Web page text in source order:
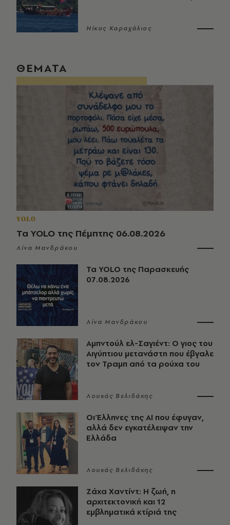
Νίκος Καραχάλιος
ΘΕΜΑΤΑ
YOLO
Τα YOLO της Πέμπτης 06.08.2026
Λίνα Μανδράκου
Τα YOLO της Παρασκευής
07.08.2026
Λίνα Μανδράκου
Αμπντούλ ελ-Σαγιέντ: Ο γιος του
Αιγύπτιου μετανάστη που έβγαλε
τον Τραμπ από τα ρούχα του
Λουκάς Βελιδάκης
Οι Έλληνες της ΑΙ που έφυγαν,
αλλά δεν εγκατέλειψαν την
Ελλάδα
Λουκάς Βελιδάκης
Ζάχα Χαντίντ: Η ζωή, η
αρχιτεκτονική και 12
εμβληματικά κτίριά της